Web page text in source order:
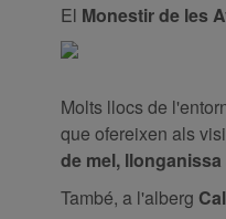
El Monestir de les
Molts llocs de
que ofereixen als
de mel,
També, a l'alberg